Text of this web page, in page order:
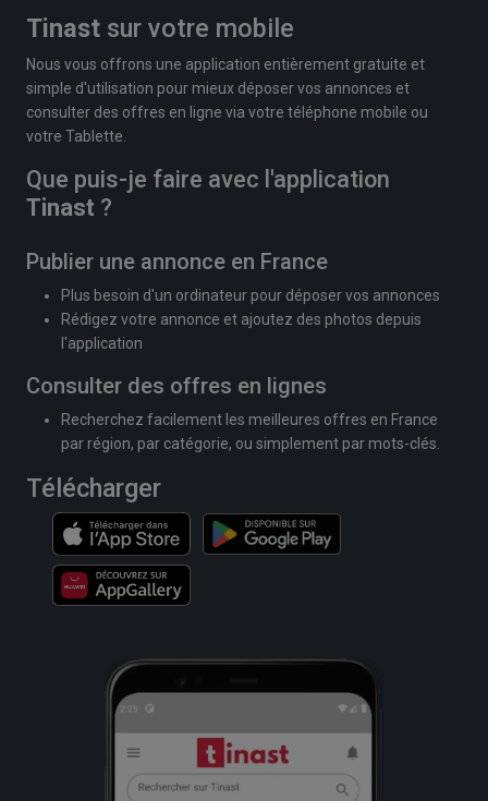
Tinast sur votre mobile
Nous vous offrons une application entièrement gratuite et
simple d'utilisation pour mieux déposer vos annonces et
consulter des offres en ligne via votre téléphone mobile ou
votre Tablette.
Que puis-je faire avec l'application
Tinast ?
Publier une annonce en France
Plus besoin d'un ordinateur pour déposer vos annonces
Rédigez votre annonce et ajoutez des photos depuis
l'application
Consulter des offres en lignes
Recherchez facilement les meilleures offres en France
par région, par catégorie, ou simplement par mots-clés.
Télécharger